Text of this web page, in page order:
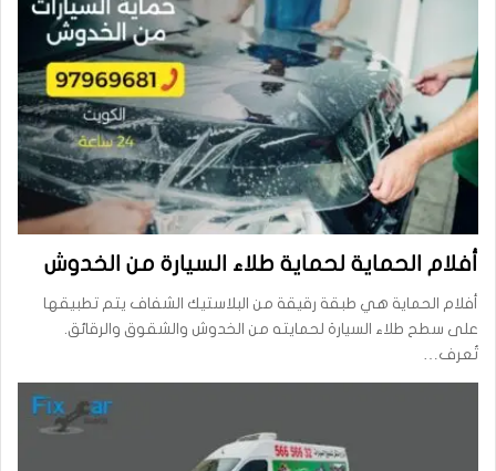
أفلام الحماية لحماية طلاء السيارة من الخدوش
أفلام الحماية هي طبقة رقيقة من البلاستيك الشفاف يتم تطبيقها
على سطح طلاء السيارة لحمايته من الخدوش والشقوق والرقائق.
تُعرف…